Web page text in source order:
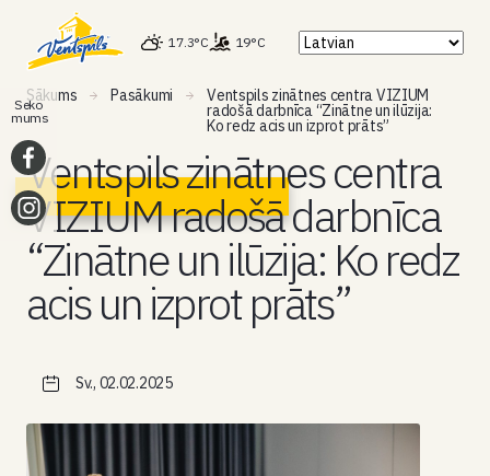
17.3°C 19°C
Sākums Pasākumi Ventspils zinātnes centra VIZIUM
radošā darbnīca “Zinātne un ilūzija:
Ko redz acis un izprot prāts”
Ventspils zinātnes centra
VIZIUM radošā darbnīca
“Zinātne un ilūzija: Ko redz
acis un izprot prāts”
Sv., 02.02.2025
Seko
mums